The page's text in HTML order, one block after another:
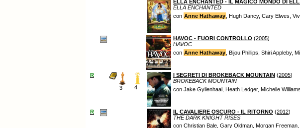
ELLA ENCHANTED - IL MAGICO MONDO DI
ELLA ENCHANTED
con Anne Hathaway , Hugh Dancy, Cary Elwes,
HAVOC - FUORI CONTROLLO (2005)
HAVOC
con Anne Hathaway , Bijou Phillips, Shiri Appleby,
R
3 4
I SEGRETI DI BROKEBACK MOUNTAIN (2005)
BROKEBACK MOUNTAIN
con Jake Gyllenhaal, Heath Ledger, Michelle
R IL CAVALIERE OSCURO - IL RITORNO (2012)
THE DARK KNIGHT RISES
con Christian Bale, Gary Oldman, Morgan Freeman,